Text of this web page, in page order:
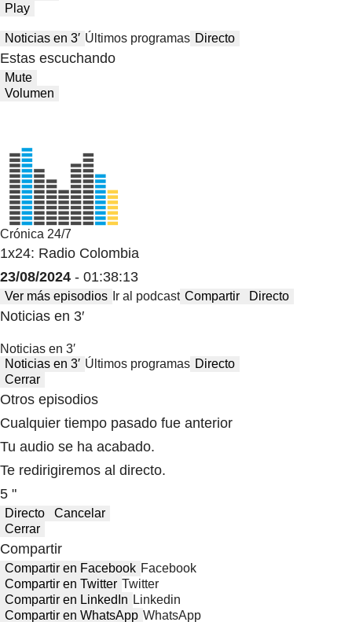
Play
Noticias en 3′ Últimos programas Directo
Estas escuchando
Mute
Volumen
Crónica 24/7
1x24: Radio Colombia
23/08/2024 - 01:38:13
Ver más episodios Ir al podcast Compartir Directo
Noticias en 3′
Noticias en 3′
Noticias en 3′ Últimos programas Directo
Cerrar
Otros episodios
Cualquier tiempo pasado fue anterior
Tu audio se ha acabado.
Te redirigiremos al directo.
5 "
Directo
Cancelar
Cerrar
Compartir
Compartir en Facebook Facebook
Compartir en Twitter Twitter
Compartir en LinkedIn Linkedin
Compartir en WhatsApp WhatsApp